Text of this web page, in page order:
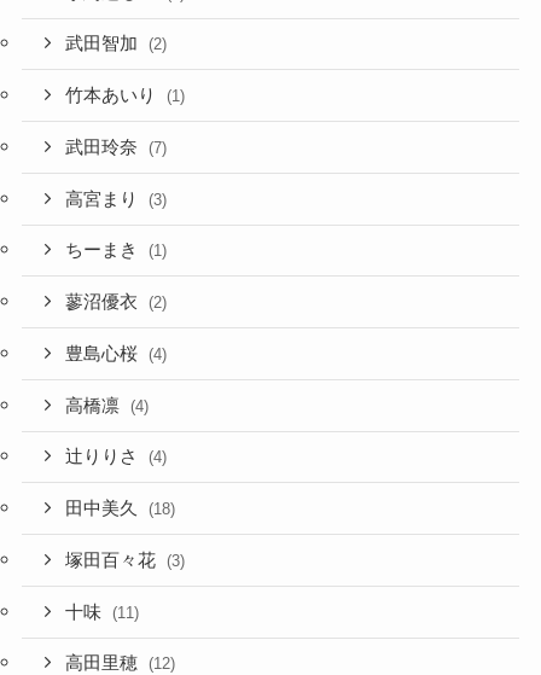
武田智加 (2)
竹本あいり (1)
武田玲奈 (7)
高宮まり (3)
ちーまき (1)
蓼沼優衣 (2)
豊島心桜 (4)
高橋凛 (4)
辻りりさ (4)
田中美久 (18)
塚田百々花 (3)
十味 (11)
高田里穂 (12)